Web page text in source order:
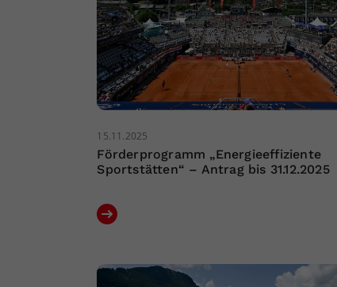
15.11.2025
Förderprogramm „Energieeffiziente
Sportstätten“ – Antrag bis 31.12.2025